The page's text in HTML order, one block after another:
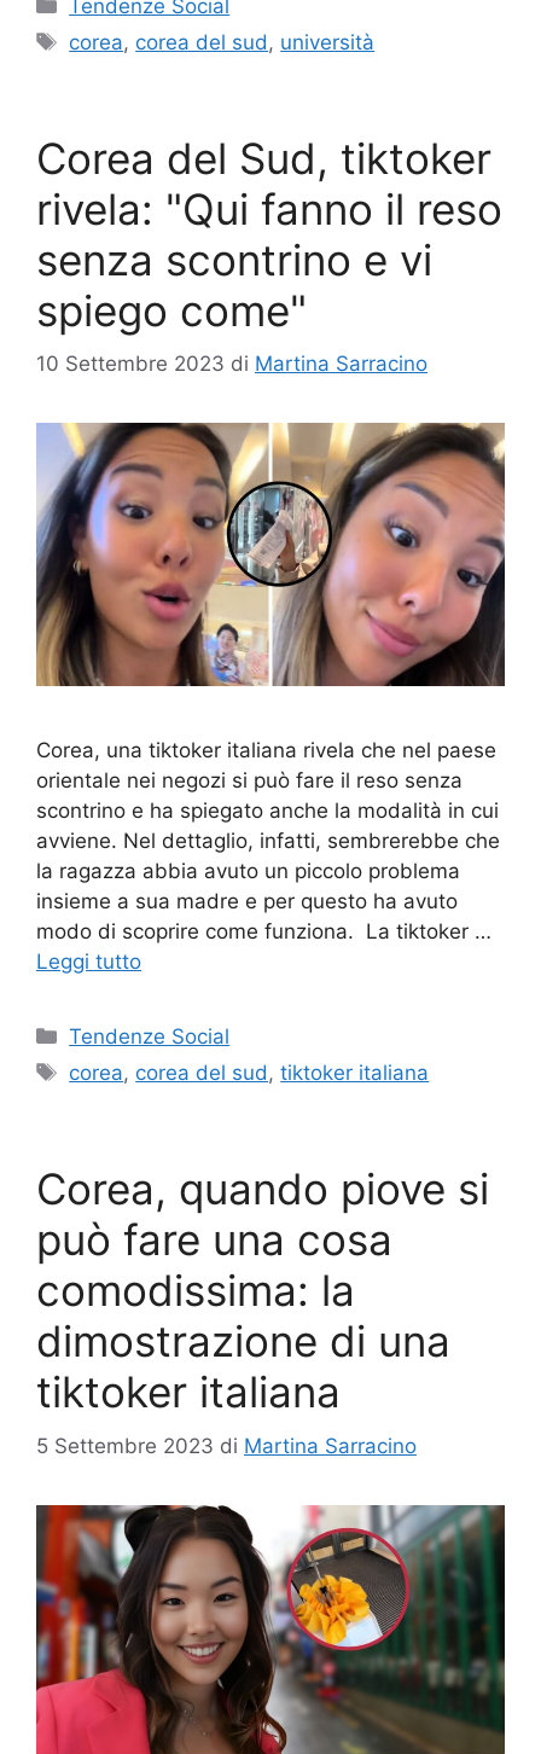
Tendenze Social
Tag
corea, corea del sud , università
Corea del Sud, tiktoker
rivela: "Qui fanno il reso
senza scontrino e vi
spiego come"
10 Settembre 2023 di Martina Sarracino
Corea, una tiktoker italiana rivela che nel paese
orientale nei negozi si può fare il reso senza
scontrino e ha spiegato anche la modalità in cui
avviene. Nel dettaglio, infatti, sembrerebbe che
la ragazza abbia avuto un piccolo problema
insieme a sua madre e per questo ha avuto
modo di scoprire come funziona. La tiktoker …
Leggi tutto
Categorie
Tendenze Social
Tag
corea, corea del sud,tiktoker italiana
Corea, quando piove si
può fare una cosa
comodissima: la
dimostrazione di una
tiktoker italiana
5 Settembre 2023 di Martina Sarracino